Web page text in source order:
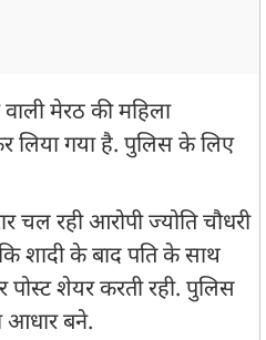
मेरठ की महिला
लिया गया है. पुलिस के लिए
रही आरोपी ज्योति चौधरी
शादी के बाद पति के साथ
पोस्ट शेयर करती रही. पुलिस
आधार बने.